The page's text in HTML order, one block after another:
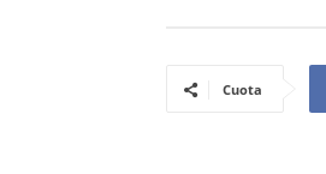
Cuota